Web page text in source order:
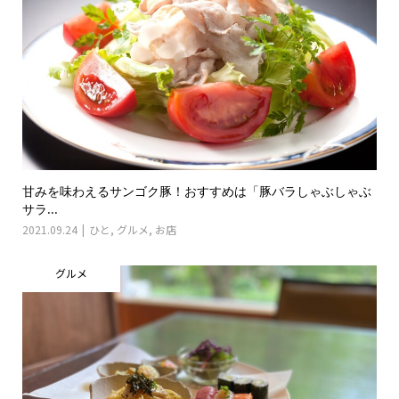
甘みを味わえるサンゴク豚！おすすめは「豚バラしゃぶしゃぶ
サラ...
2021.09.24 ひと , グルメ, お店
グルメ